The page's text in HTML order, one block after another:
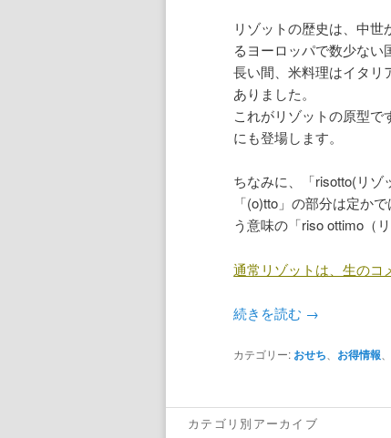
リゾットの歴史は、中
るヨーロッパで数少ない
長い間、米料理はイタリ
ありました。
これがリゾットの原型
にも登場します。
ちなみに、「risotto(リゾ
「(o)tto」の部分は定か
う意味の「riso ottimo（
通常リゾットは、生のコ
続きを読む →
カテゴリー: おせち、 お得情報
カテゴリ別アーカイブ